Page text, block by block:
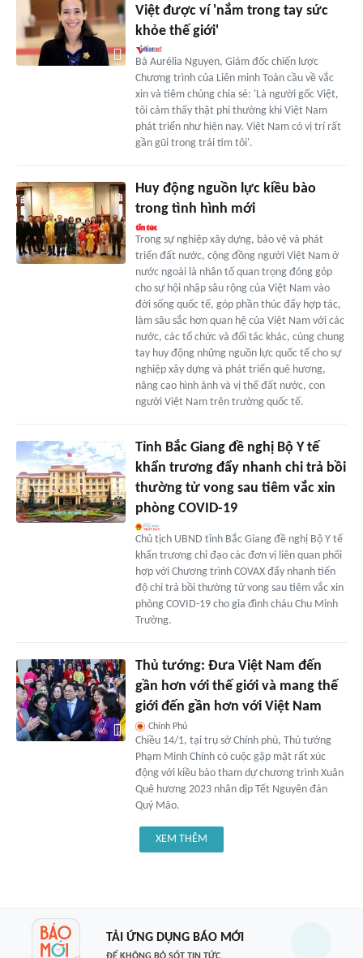
Việt được ví 'nắm trong tay sức
khỏe thế giới'
Bà Aurélia Nguyen, Giám đốc chiến lược
Chương trình của Liên minh Toàn cầu về vắc
xin và tiêm chủng chia sẻ: 'Là người gốc Việt,
tôi cảm thấy thật phi thường khi Việt Nam
phát triển như hiện nay. Việt Nam có vị trí rất
gần gũi trong trái tim tôi'.
Huy động nguồn lực kiều bào
trong tình hình mới
Trong sự nghiệp xây dựng, bảo vệ và phát
triển đất nước, cộng đồng người Việt Nam ở
nước ngoài là nhân tố quan trọng đóng góp
cho sự hội nhập sâu rộng của Việt Nam vào
đời sống quốc tế, góp phần thúc đẩy hợp tác,
làm sâu sắc hơn quan hệ của Việt Nam với các
nước, các tổ chức và đối tác khác, cùng chung
tay huy động những nguồn lực quốc tế cho sự
nghiệp xây dựng và phát triển quê hương,
nâng cao hình ảnh và vị thế đất nước, con
người Việt Nam trên trường quốc tế.
Tỉnh Bắc Giang đề nghị Bộ Y tế
khẩn trương đẩy nhanh chi trả bồi
thường tử vong sau tiêm vắc xin
phòng COVID-19
Chủ tịch UBND tỉnh Bắc Giang đề nghị Bộ Y tế
khẩn trương chỉ đạo các đơn vị liên quan phối
hợp với Chương trình COVAX đẩy nhanh tiến
độ chi trả bồi thường tử vong sau tiêm vắc xin
phòng COVID-19 cho gia đình cháu Chu Minh
Trường.
Thủ tướng: Đưa Việt Nam đến
gần hơn với thế giới và mang thế
giới đến gần hơn với Việt Nam
Chính Phủ
Chiều 14/1, tại trụ sở Chính phủ, Thủ tướng
Phạm Minh Chính có cuộc gặp mặt rất xúc
động với kiều bào tham dự chương trình Xuân
Quê hương 2023 nhân dịp Tết Nguyên đán
Quý Mão.
XEM THÊM
TẢI ỨNG DỤNG BÁO MỚI